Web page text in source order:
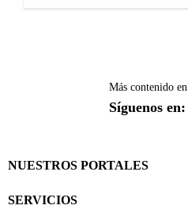
Más contenido en
Síguenos en:
NUESTROS PORTALES
SERVICIOS